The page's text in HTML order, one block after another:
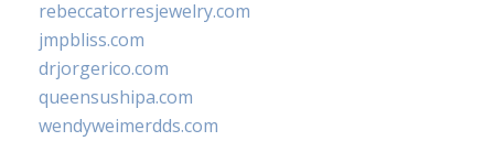
rebeccatorresjewelry.com
jmpbliss.com
drjorgerico.com
queensushipa.com
wendyweimerdds.com